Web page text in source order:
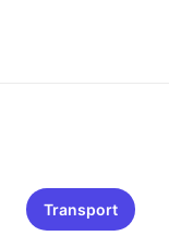
Transport